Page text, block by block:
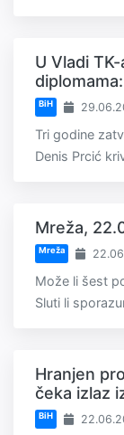
U Vladi
BiH
Tri godine
Denis Prcić
Mreža,
Mreža
Može li šest
Sluti li
Hranjen
čeka izlaz
BiH